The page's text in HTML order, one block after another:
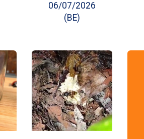
06/07/2026
(BE)